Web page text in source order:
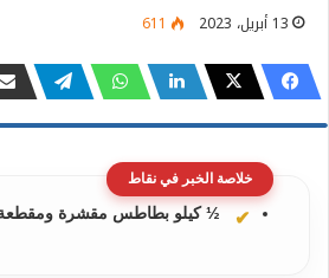
13 أبريل، 2023 611
خلاصة الخبر في نقاط
½ كيلو بطاطس مقشرة